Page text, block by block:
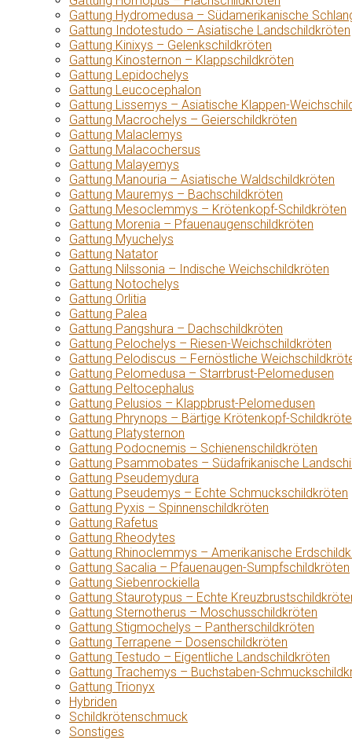
Gattung Hydromedusa – Südamerikanische
Gattung Indotestudo – Asiatische Landschildkröten
Gattung Kinixys – Gelenkschildkröten
Gattung Kinosternon – Klappschildkröten
Gattung Lepidochelys
Gattung Leucocephalon
Gattung Lissemys – Asiatische Klappen-
Gattung Macrochelys – Geierschildkröten
Gattung Malaclemys
Gattung Malacochersus
Gattung Malayemys
Gattung Manouria – Asiatische Waldschildkröten
Gattung Mauremys – Bachschildkröten
Gattung Mesoclemmys – Krötenkopf-Schildkröten
Gattung Morenia – Pfauenaugenschildkröten
Gattung Myuchelys
Gattung Natator
Gattung Nilssonia – Indische Weichschildkröten
Gattung Notochelys
Gattung Orlitia
Gattung Palea
Gattung Pangshura – Dachschildkröten
Gattung Pelochelys – Riesen-Weichschildkröten
Gattung Pelodiscus – Fernöstliche
Gattung Pelomedusa – Starrbrust-Pelomedusen
Gattung Peltocephalus
Gattung Pelusios – Klappbrust-Pelomedusen
Gattung Phrynops – Bärtige Krötenkopf-
Gattung Platysternon
Gattung Podocnemis – Schienenschildkröten
Gattung Psammobates – Südafrikanische
Gattung Pseudemydura
Gattung Pseudemys – Echte Schmuckschildkröten
Gattung Pyxis – Spinnenschildkröten
Gattung Rafetus
Gattung Rheodytes
Gattung Rhinoclemmys – Amerikanische
Gattung Sacalia – Pfauenaugen-Sumpfschildkröten
Gattung Siebenrockiella
Gattung Staurotypus – Echte
Gattung Sternotherus – Moschusschildkröten
Gattung Stigmochelys – Pantherschildkröten
Gattung Terrapene – Dosenschildkröten
Gattung Testudo – Eigentliche Landschildkröten
Gattung Trachemys – Buchstaben-
Gattung Trionyx
Hybriden
Schildkrötenschmuck
Sonstiges